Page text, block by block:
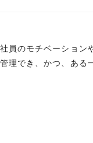
員のモチベーション
理でき、かつ、ある